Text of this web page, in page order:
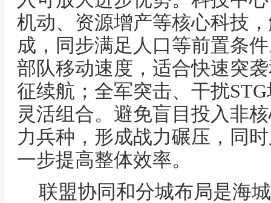
机动、资源增产等核心科技
成，同步满足人口等前置条
部队移动速度，适合快速突
征续航；全军突击、干扰
灵活组合。避免盲目投入非
力兵种，形成战力碾压，同
一步提高整体效率。
联盟协同和分城布局是海